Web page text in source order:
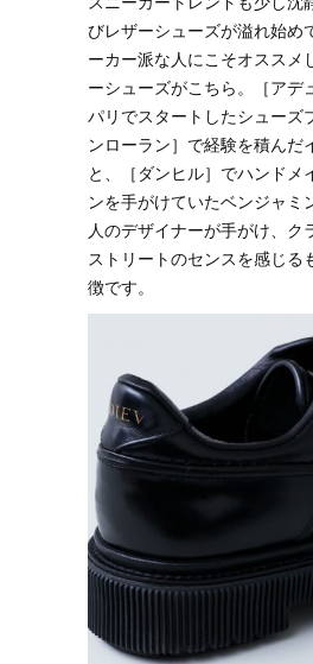
びレザーシューズが溢れ始め
ーカー派な人にこそオススメ
ーシューズがこちら。［アデ
パリでスタートしたシューズ
ンローラン］で経験を積んだ
と、［ダンヒル］でハンドメ
ンを手がけていたベンジャミ
人のデザイナーが手がけ、ク
ストリートのセンスを感じる
徴です。